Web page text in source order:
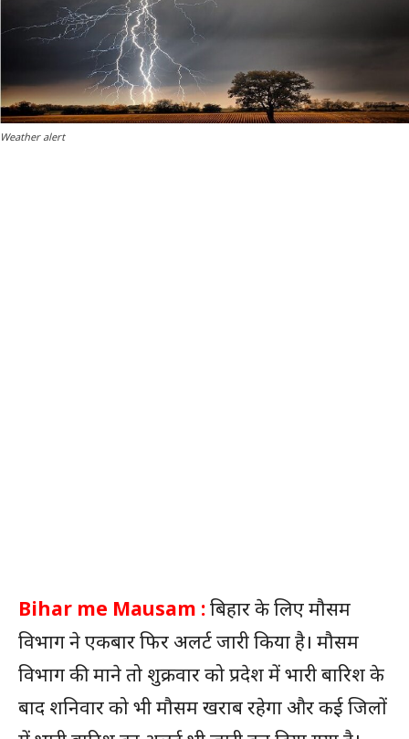
Weather alert
Bihar me Mausam :बिहार के लिए मौसम
विभाग ने एकबार फिर अलर्ट जारी किया है। मौसम
विभाग की माने तो शुक्रवार को प्रदेश में भारी बारिश के
बाद शनिवार को भी मौसम खराब रहेगा और कई जिलों